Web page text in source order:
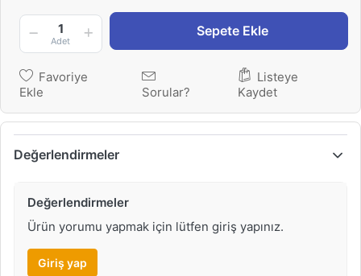
1
Adet
Sepete Ekle
Favoriye
Ekle
Sorular?
Listeye
Kaydet
Değerlendirmeler
Değerlendirmeler
Ürün yorumu yapmak için lütfen giriş yapınız.
Giriş yap